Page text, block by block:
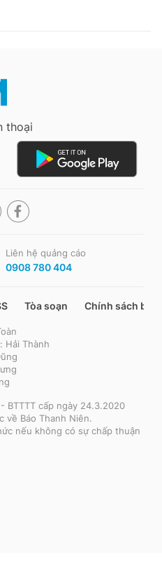
thoại
Liên hệ quảng cáo
0908 780 404
Tòa soạn Chính sách bảo
Hải Thành
BTTTT cấp ngày 24.3.2020
Báo Thanh Niên.
nếu không có sự chấp thuận